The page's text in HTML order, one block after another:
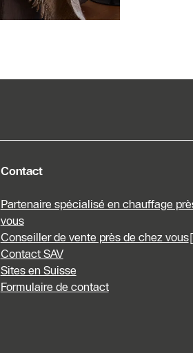
Contact
Partenaire spécialisé en chauffage
vous
Conseiller de vente près de chez vous
Contact SAV
Sites en Suisse
Formulaire de contact